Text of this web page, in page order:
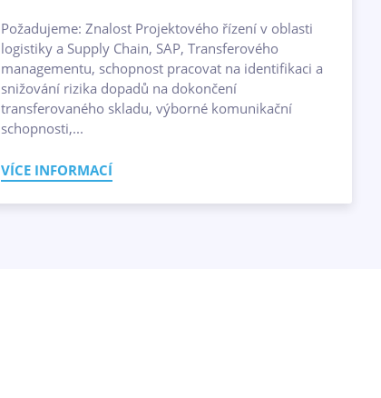
Požadujeme: Znalost Projektového řízení v oblasti
logistiky a Supply Chain, SAP, Transferového
managementu, schopnost pracovat na identifikaci a
snižování rizika dopadů na dokončení
transferovaného skladu, výborné komunikační
schopnosti,...
VÍCE INFORMACÍ